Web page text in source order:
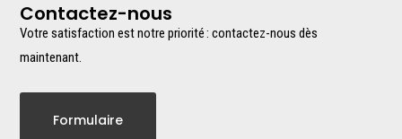
Contactez-nous
Votre satisfaction est notre priorité : contactez-nous dès
maintenant.
Formulaire